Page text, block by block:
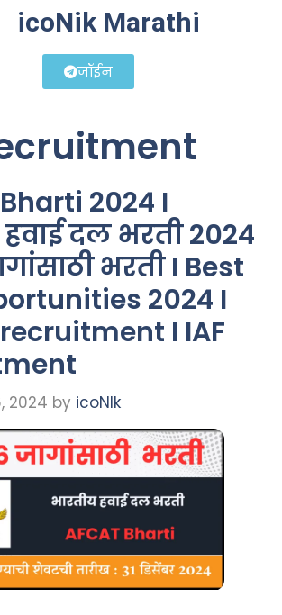
icoNik Marathi
जॉईन
2024 I
दल भरती 2024
भरती I Best
2024 I
recruitment I IAF
2024 by icoNIk